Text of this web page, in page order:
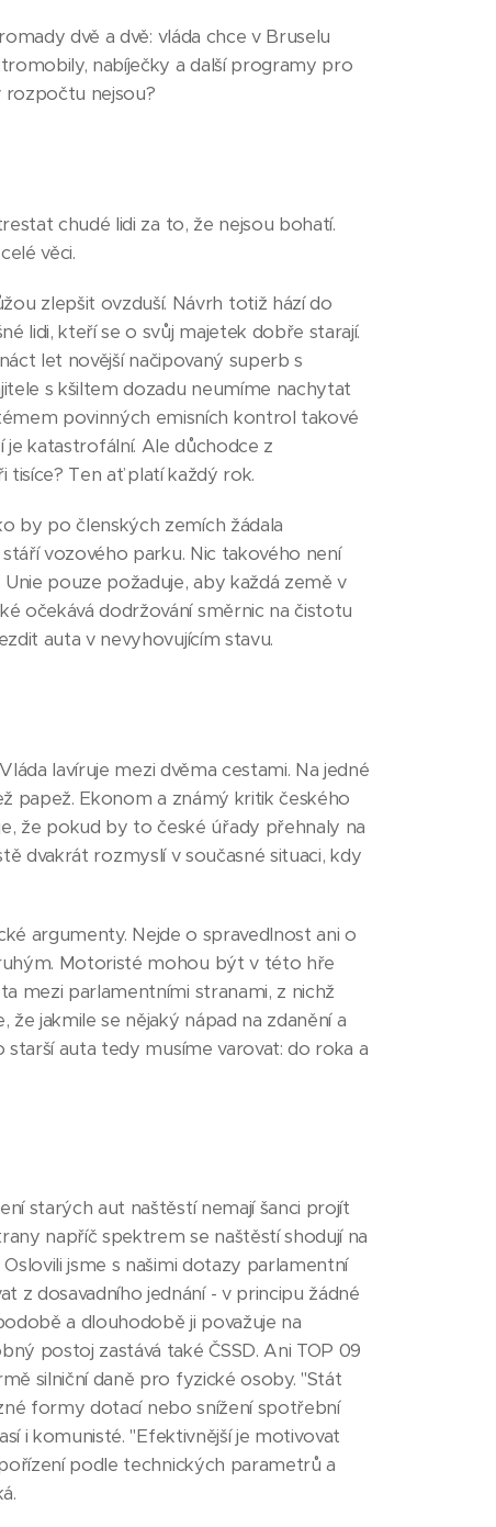
dvě a dvě: vláda chce v Bruselu
nabíječky a další programy pro
rozpočtu nejsou?
chudé lidi za to, že nejsou bohatí.
věci.
zlepšit ovzduší. Návrh totiž hází do
lidi, kteří se o svůj majetek dobře starají.
let novější načipovaný superb s
s kšiltem dozadu neumíme nachytat
povinných emisních kontrol takové
je katastrofální. Ale důchodce z
Ten ať platí každý rok.
by po členských zemích žádala
vozového parku. Nic takového není
pouze požaduje, aby každá země v
očekává dodržování směrnic na čistotu
auta v nevyhovujícím stavu.
lavíruje mezi dvěma cestami. Na jedné
papež. Ekonom a známý kritik českého
že pokud by to české úřady přehnaly na
dvakrát rozmyslí v současné situaci, kdy
argumenty. Nejde o spravedlnost ani o
Motoristé mohou být v této hře
mezi parlamentními stranami, z nichž
jakmile se nějaký nápad na zdanění a
auta tedy musíme varovat: do roka a
starých aut naštěstí nemají šanci projít
napříč spektrem se naštěstí shodují na
jsme s našimi dotazy parlamentní
z dosavadního jednání - v principu žádné
a dlouhodobě ji považuje na
postoj zastává také ČSSD. Ani TOP 09
silniční daně pro fyzické osoby. "Stát
formy dotací nebo snížení spotřební
i komunisté. "Efektivnější je motivovat
podle technických parametrů a